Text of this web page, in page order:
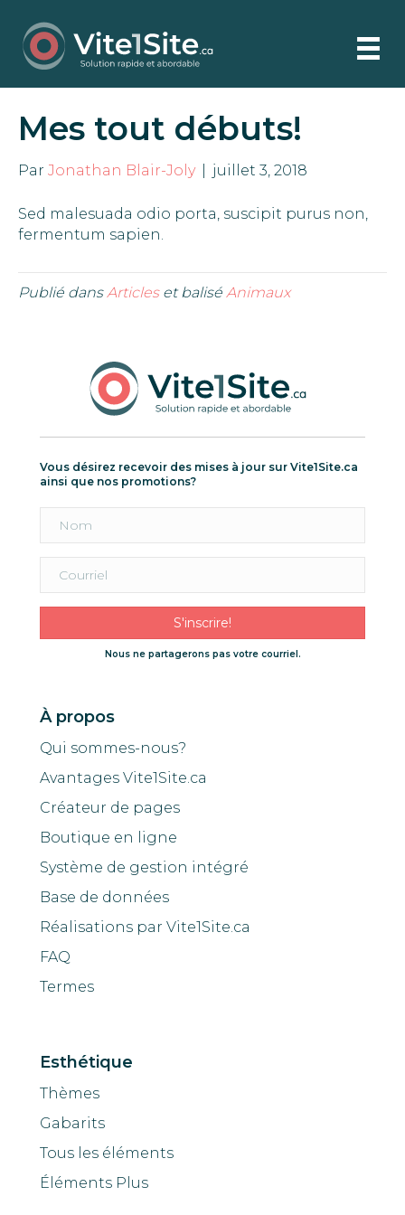
Mes tout débuts!
Par Jonathan Blair-Joly juillet 3, 2018
Sed malesuada odio porta, suscipit purus non,
fermentum sapien.
Publié dans Articleset balisé Animaux
Vous désirez recevoir des mises à jour sur Vite1Site.ca
ainsi que nos promotions?
S'inscrire!
Nous ne partagerons pas votre courriel.
À propos
Qui sommes-nous?
Avantages Vite1Site.ca
Créateur de pages
Boutique en ligne
Système de gestion intégré
Base de données
Réalisations par Vite1Site.ca
FAQ
Termes
Esthétique
Thèmes
Gabarits
Tous les éléments
Éléments Plus